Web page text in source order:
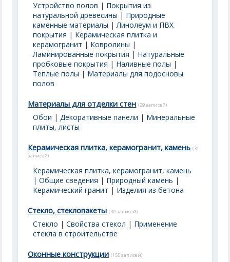
Устройство полов | Покрытия из
натуральной древесины | Природные
каменные материалы |Линолеум и ПВХ
покрытия | Керамическая плитка и
керамогранит | Ковролины |
Ламинированные покрытия | Натуральные
пробковые покрытия | Наливные полы |
Теплые полы | Материалы для подосновы
полов
Материалы для отделки стен (29 записей)
Обои |Декоративные панели | Минеральные
плиты, листы
Керамическая плитка, керамогранит, камень (31
записей)
Керамическая плитка, керамогранит, камень
| Общие сведения | Природный камень |
Керамический гранит | Изделия из бетона
Стекло, стеклопакеты (30 записей)
Стекло |Свойства стекол | Применение
стекла в строительстве
Оконные конструкции (155 записей)